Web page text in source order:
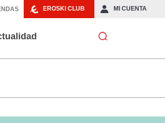
EROSKI CLUB MI CUENTA